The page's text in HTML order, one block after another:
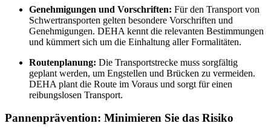
Genehmigungen und Vorschriften: Für den Transport von
Schwertransporten gelten besondere Vorschriften und
Genehmigungen. DEHA kennt die relevanten Bestimmungen
und kümmert sich um die Einhaltung aller Formalitäten.
Routenplanung: Die Transportstrecke muss sorgfältig
geplant werden, um Engstellen und Brücken zu vermeiden.
DEHA plant die Route im Voraus und sorgt für einen
reibungslosen Transport.
Pannenprävention: Minimieren Sie das Risiko